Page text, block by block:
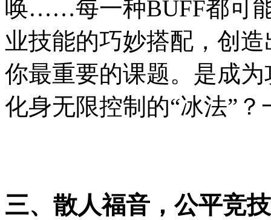
唤……每一种BUFF都可
业技能的巧妙搭配，创
你最重要的课题。是成
化身无限控制的“冰法”
三、散人福音，公平竞